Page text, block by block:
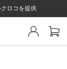
ロコを提供